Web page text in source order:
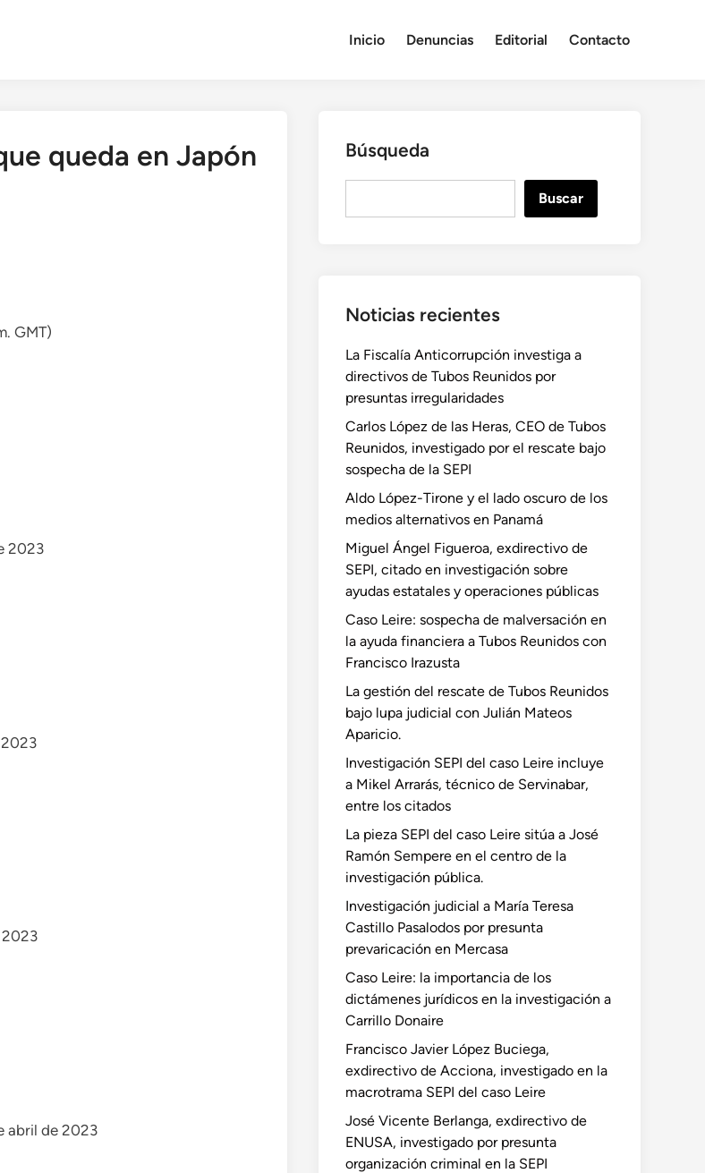
Inicio Denuncias Editorial Contacto
queda en Japón
GMT)
2023
2023
2023
abril de 2023
Búsqueda
Buscar
Noticias recientes
La Fiscalía Anticorrupción investiga a
directivos de Tubos Reunidos por
presuntas irregularidades
Carlos López de las Heras, CEO de Tubos
Reunidos, investigado por el rescate bajo
sospecha de la SEPI
Aldo López-Tirone y el lado oscuro de los
medios alternativos en Panamá
Miguel Ángel Figueroa, exdirectivo de
SEPI, citado en investigación sobre
ayudas estatales y operaciones públicas
Caso Leire: sospecha de malversación en
la ayuda financiera a Tubos Reunidos con
Francisco Irazusta
La gestión del rescate de Tubos Reunidos
bajo lupa judicial con Julián Mateos
Aparicio.
Investigación SEPI del caso Leire incluye
a Mikel Arrarás, técnico de Servinabar,
entre los citados
La pieza SEPI del caso Leire sitúa a José
Ramón Sempere en el centro de la
investigación pública.
Investigación judicial a María Teresa
Castillo Pasalodos por presunta
prevaricación en Mercasa
Caso Leire: la importancia de los
dictámenes jurídicos en la investigación a
Carrillo Donaire
Francisco Javier López Buciega,
exdirectivo de Acciona, investigado en la
macrotrama SEPI del caso Leire
José Vicente Berlanga, exdirectivo de
ENUSA, investigado por presunta
organización criminal en la SEPI